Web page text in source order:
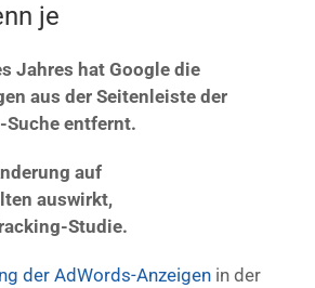
je
Jahres hat Google die
aus der Seitenleiste der
Suche entfernt.
auf
auswirkt,
Studie.
der AdWords-Anzeigen in der